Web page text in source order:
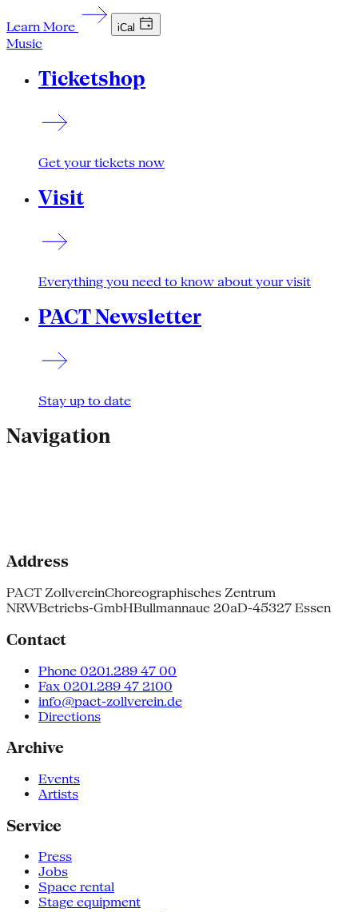
Learn More iCal
Music
Ticketshop
Get your tickets now
Visit
Everything you need to know about your visit
PACT Newsletter
Stay up to date
Navigation
Address
PACT ZollvereinChoreographisches Zentrum
NRWBetriebs-GmbHBullmannaue 20aD-45327 Essen
Contact
Phone 0201.289 47 00
Fax 0201.289 47 2100
info@pact-zollverein.de
Directions
Archive
Events
Artists
Service
Press
Jobs
Space rental
Stage equipment